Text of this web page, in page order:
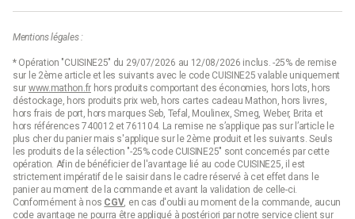
Mentions légales :
* Opération "CUISINE25" du 29/07/2026 au 12/08/2026 inclus. -25% de remise
sur le 2ème article et les suivants avec le code CUISINE25 valable uniquement
sur www.mathon.frhors produits comportant des économies, hors lots, hors
déstockage, hors produits prix web, hors cartes cadeau Mathon, hors livres,
hors frais de port, hors marques Seb, Tefal, Moulinex, Smeg, Weber, Brita et
hors références 740012 et 761104. La remise ne s’applique pas sur l’article le
plus cher du panier mais s'applique sur le 2ème produit et les suivants. Seuls
les produits de la sélection "-25% code CUISINE25" sont concernés par cette
opération. Afin de bénéficier de l'avantage lié au code CUISINE25, il est
strictement impératif de le saisir dans le cadre réservé à cet effet dans le
panier au moment de la commande et avant la validation de celle-ci.
Conformément à nos CGV, en cas d'oubli au moment de la commande, aucun
code avantage ne pourra être appliqué à postériori par notre service client sur